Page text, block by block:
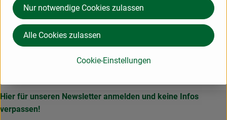
Herkunft
Hersteller: Saanenhof
5591JV Heeze, Niederlande Niederlande
Hier für unseren Newsletter anmelden und keine Infos
verpassen!
Cookie-Einstellungen
Nur notwendige Cookies zulassen
Alle Cookies zulassen